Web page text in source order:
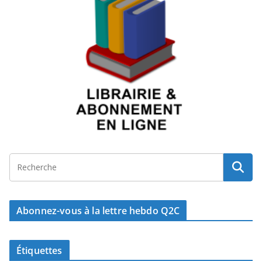
Abonnez-vous à la lettre hebdo Q2C
Étiquettes